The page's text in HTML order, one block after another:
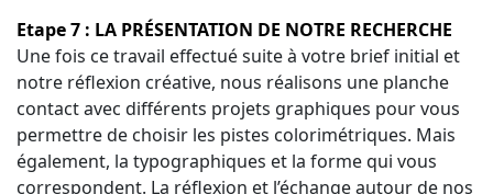
Etape 7 : LA PRÉSENTATION DE NOTRE RECHERCHE
Une fois ce travail effectué suite à votre brief initial et
notre réflexion créative, nous réalisons une planche
contact avec différents projets graphiques pour vous
permettre de choisir les pistes colorimétriques. Mais
également, la typographiques et la forme qui vous
correspondent. La réflexion et l’échange autour de nos